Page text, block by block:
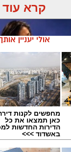
קרא עוד
אולי יעניין
מחפשים לקנות
כאן תמצאו את כל
הדירות החדשות
באשדוד >>>